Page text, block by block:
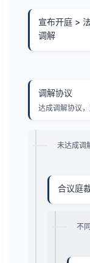
宣布开庭 >
调解
调解协议
达成调解协议
未达成调
合议庭
不